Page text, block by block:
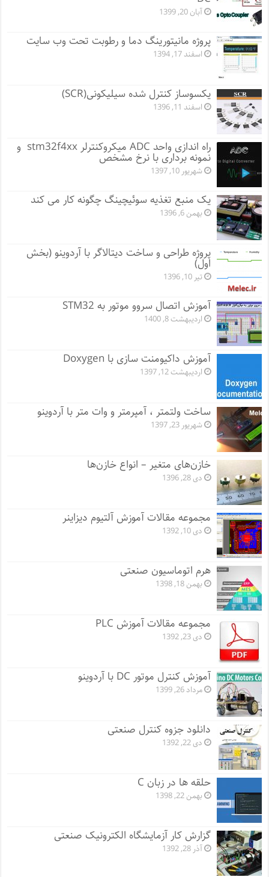
آبان 20, 1399
پروژه مانيتورينگ دما و رطوبت تحت وب سایت
اسفند 17, 1394
یکسوساز کنترل شده سیلیکونی(SCR)
اسفند 11, 1396
راه اندازی واحد ADC میکروکنترلر stm32f4xx و
نمونه برداری با نرخ مشخص
شهریور 10, 1397
یک منبع تغذیه سوئیچینگ چگونه کار می کند
بهمن 6, 1396
پروژه طراحی و ساخت دیتالاگر با آردوینو (بخش
اول)
تیر 10, 1396
آموزش اتصال سروو موتور به STM32
اردیبهشت 8, 1400
آموزش داکیومنت سازی با Doxygen
اردیبهشت 12, 1397
ساخت ولتمتر ، آمپرمتر و وات متر با آردوینو
شهریور 23, 1397
خازن‌های متغیر – انواع خازن‌ها
دی 28, 1396
مجموعه مقالات آموزش آلتیوم دیزاینر
دی 10, 1392
هرم اتوماسیون صنعتی
بهمن 18, 1398
مجموعه مقالات آموزش PLC
دی 23, 1392
آموزش کنترل موتور DC با آردوینو
مرداد 26, 1399
دانلود جزوه کنترل صنعتی
دی 22, 1392
حلقه ها در زبان C
بهمن 22, 1398
گزارش کار آزمایشگاه الکترونیک صنعتی
آذر 28, 1392